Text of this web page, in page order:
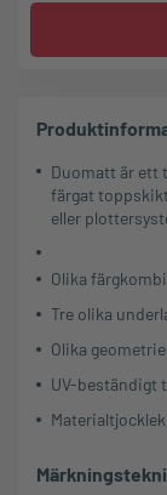
Duomatt är ett
färgat
eller
Olika
Tre olika
Olika
UV-beständigt